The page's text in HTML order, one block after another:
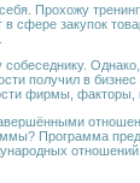
Прохожу
сфере закупок
получил в
фирмы,
Программа